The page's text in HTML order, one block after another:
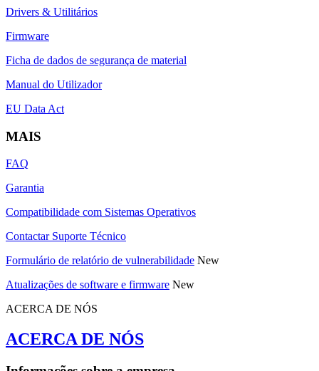
Drivers & Utilitários
Firmware
Ficha de dados de segurança de material
Manual do Utilizador
EU Data Act
MAIS
FAQ
Garantia
Compatibilidade com Sistemas Operativos
Contactar Suporte Técnico
Formulário de relatório de vulnerabilidade New
Atualizações de software e firmware New
ACERCA DE NÓS
ACERCA DE NÓS